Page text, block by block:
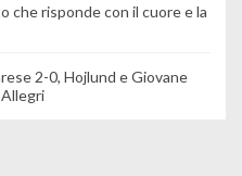
che risponde con il cuore e la
2-0, Hojlund e Giovane